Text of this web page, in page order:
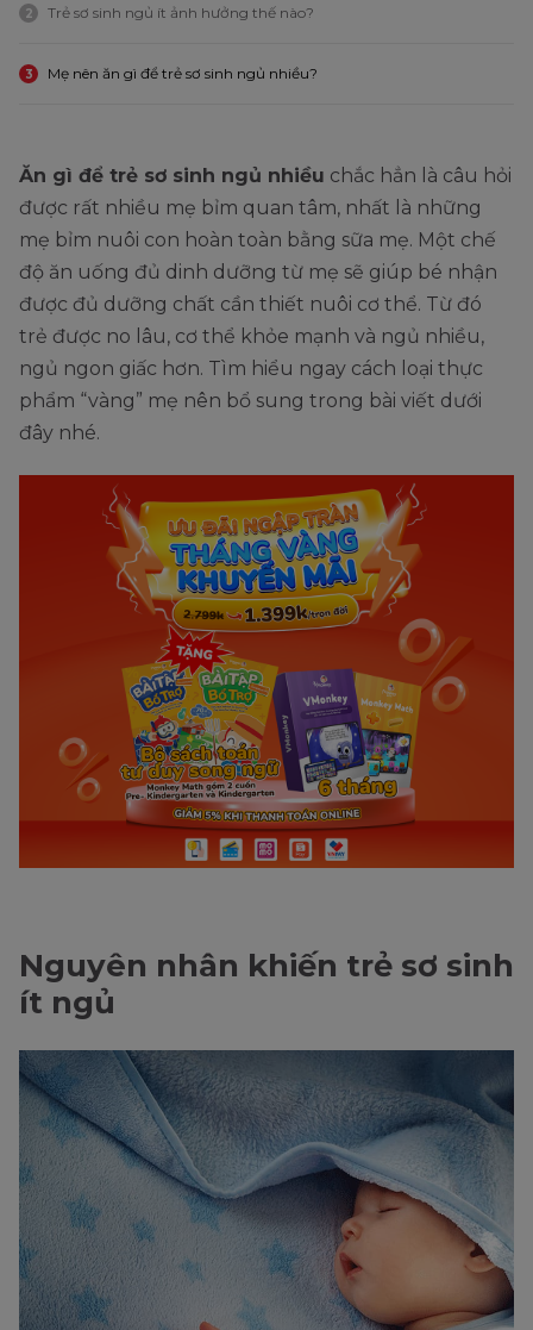
2 Trẻ sơ sinh ngủ ít ảnh hưởng thế nào?
3 Mẹ nên ăn gì để trẻ sơ sinh ngủ nhiều?
Ăn gì để trẻ sơ sinh ngủ nhiều chắc hẳn là câu hỏi
được rất nhiều mẹ bỉm quan tâm, nhất là những
mẹ bỉm nuôi con hoàn toàn bằng sữa mẹ. Một chế
độ ăn uống đủ dinh dưỡng từ mẹ sẽ giúp bé nhận
được đủ dưỡng chất cần thiết nuôi cơ thể. Từ đó
trẻ được no lâu, cơ thể khỏe mạnh và ngủ nhiều,
ngủ ngon giấc hơn. Tìm hiểu ngay cách loại thực
phẩm “vàng” mẹ nên bổ sung trong bài viết dưới
đây nhé.
Nguyên nhân khiến trẻ sơ sinh
ít ngủ